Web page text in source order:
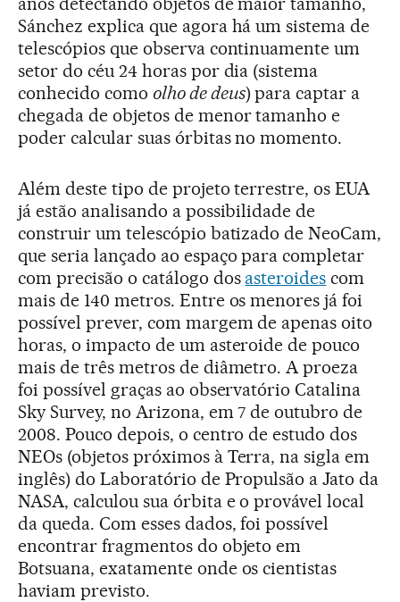
Sánchez explica que agora há um sistema de
telescópios que observa continuamente um
setor do céu 24 horas por dia (sistema
conhecido como olho de deus) para captar a
chegada de objetos de menor tamanho e
poder calcular suas órbitas no momento.
Além deste tipo de projeto terrestre, os EUA
já estão analisando a possibilidade de
construir um telescópio batizado de NeoCam,
que seria lançado ao espaço para completar
com precisão o catálogo dos asteroides com
mais de 140 metros. Entre os menores já foi
possível prever, com margem de apenas oito
horas, o impacto de um asteroide de pouco
mais de três metros de diâmetro. A proeza
foi possível graças ao observatório Catalina
Sky Survey, no Arizona, em 7 de outubro de
2008. Pouco depois, o centro de estudo dos
NEOs (objetos próximos à Terra, na sigla em
inglês) do Laboratório de Propulsão a Jato da
NASA, calculou sua órbita e o provável local
da queda. Com esses dados, foi possível
encontrar fragmentos do objeto em
Botsuana, exatamente onde os cientistas
haviam previsto.